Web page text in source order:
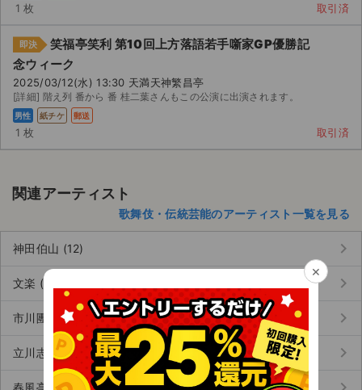
1 枚 取引済
即決
笑福亭笑利 第10回上方落語若手噺家GP優勝記
念ウィーク
2025/03/12(水) 13:30 天満天神繁昌亭
[詳細] 階え列 番から 番 桂二葉さんもこの公演に出演されます。
男性 紙チケ 郵送
1 枚 取引済
関連アーティスト
歌舞伎・伝統芸能のアーティスト一覧を見る
神田伯山 (12) keyboard_arrow_right
文楽 (5) keyboard_arrow_right
市川團十郎 白猿（市川海老蔵） (6) keyboard_arrow_right
立川志の輔 (11) keyboard_arrow_right
×